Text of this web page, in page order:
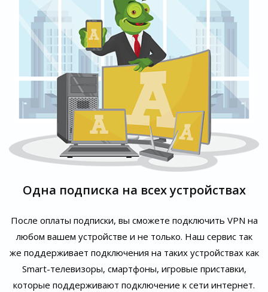
Одна подписка на всех устройствах
После оплаты подписки, вы сможете подключить VPN на
любом вашем устройстве и не только. Наш сервис так
же поддерживает подключения на таких устройствах как
Smart-телевизоры, смартфоны, игровые приставки,
которые поддерживают подключение к сети интернет.